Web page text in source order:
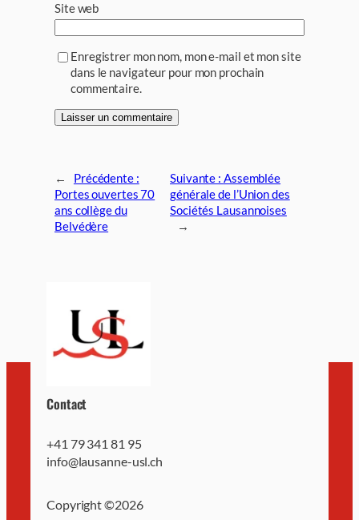
Site web
Enregistrer mon nom, mon e-mail et mon site
dans le navigateur pour mon prochain
commentaire.
←
Précédente :
Portes ouvertes 70
ans collège du
Belvédère
Suivante : Assemblée
générale de l’Union des
Sociétés Lausannoises
→
Contact
+41 79 341 81 95
info@lausanne-usl.ch
Copyright ©2026